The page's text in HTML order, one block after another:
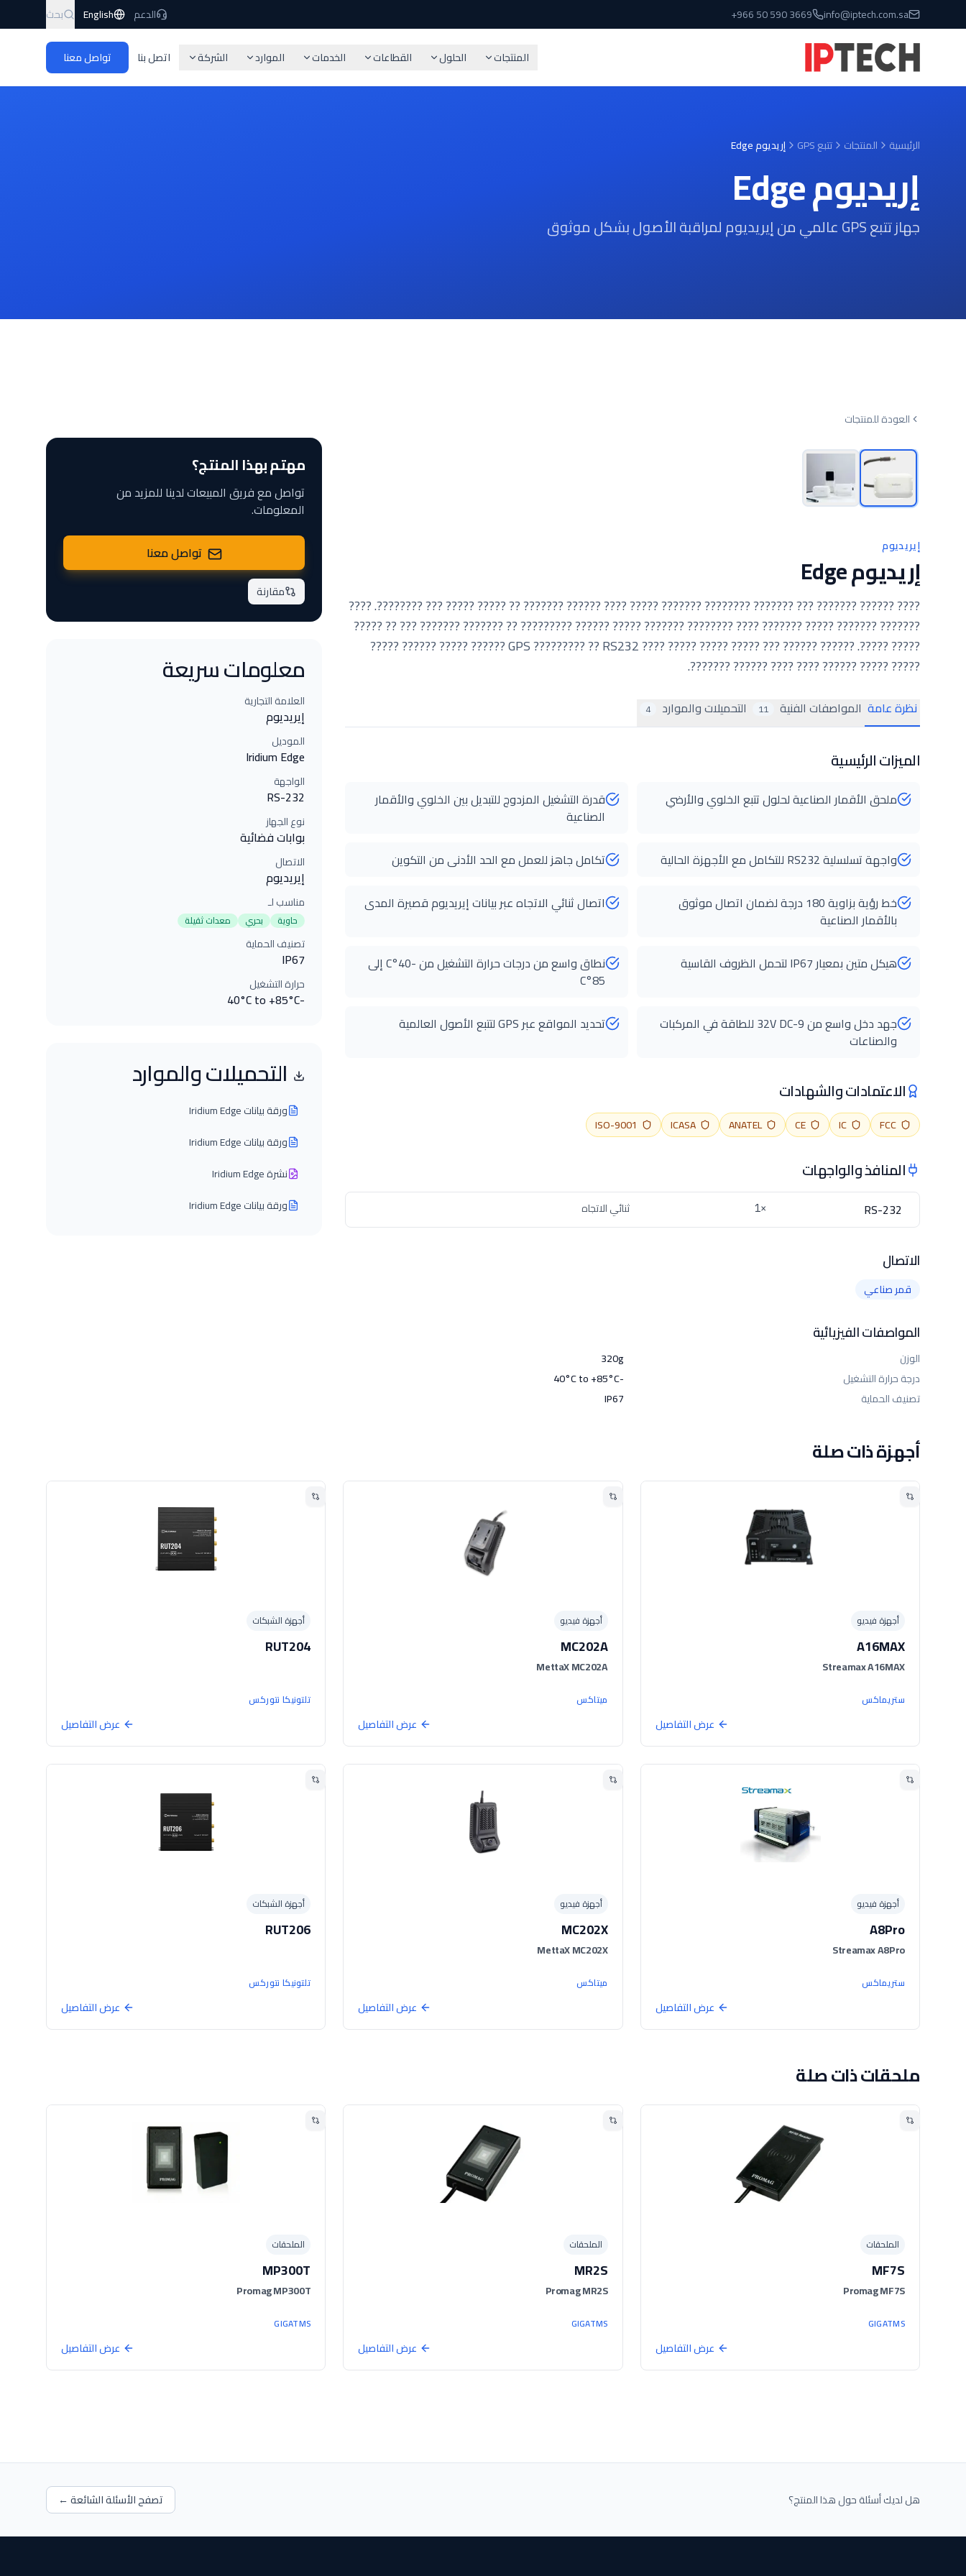
انتقل إلى المحتوى الرئيسي
info@iptech.com.sa
+966 50 590 3669 الدعم English بحث
المنتجات الحلول القطاعات الخدمات الموارد الشركة اتصل بنا تواصل معنا
الرئيسية المنتجات تتبع GPS إريديوم Edge
إريديوم Edge
جهاز تتبع GPS عالمي من إيريديوم لمراقبة الأصول بشكل موثوق
العودة للمنتجات
إيريديوم
إريديوم Edge
???? ?????? ??????? ??? ??????? ???????? ??????? ????? ???? ?????? ??????? ?? ????? ????? ??? ????????. ????
??????? ??????? ????? ??????? ???? ???????? ??????? ????? ?????? ????????? ?? ??????? ??????? ??? ?? ?????
????? ?????. ?????? ?????? ??? ????? ????? ????? ???? GPS ????????? ?? RS232 ?????? ????? ?????? ?????
????? ????? ?????? ???? ???? ?????? ???????.
نظرة عامة المواصفات الفنية 11 التحميلات والموارد 4
الميزات الرئيسية
ملحق الأقمار الصناعية لحلول تتبع الخلوي والأرضي
قدرة التشغيل المزدوج للتبديل بين الخلوي والأقمار
الصناعية
واجهة تسلسلية RS232 للتكامل مع الأجهزة الحالية
تكامل جاهز للعمل مع الحد الأدنى من التكوين
خط رؤية بزاوية 180 درجة لضمان اتصال موثوق
بالأقمار الصناعية
اتصال ثنائي الاتجاه عبر بيانات إيريديوم قصيرة المدى
هيكل متين بمعيار IP67 لتحمل الظروف القاسية
نطاق واسع من درجات حرارة التشغيل من -40°C إلى
85°C
جهد دخل واسع من 9-32V DC للطاقة في المركبات
والصناعات
تحديد المواقع عبر GPS لتتبع الأصول العالمية
الاعتمادات والشهادات
FCC
IC
CE
ANATEL
ICASA
ISO-9001
المنافذ والواجهات
RS-232
×1 ثنائي الاتجاه
الاتصال
قمر صناعي
المواصفات الفيزيائية
الوزن
320g
درجة حرارة التشغيل
-40°C to +85°C
تصنيف الحماية
IP67
مهتم بهذا المنتج؟
تواصل مع فريق المبيعات لدينا للمزيد من
المعلومات.
تواصل معنا
مقارنة
معلومات سريعة
العلامة التجارية
إيريديوم
الموديل
Iridium Edge
الواجهة
RS-232
نوع الجهاز
بوابات فضائية
الاتصال
إيريديوم
مناسب لـ
حاوية بحري معدات ثقيلة
تصنيف الحماية
IP67
حرارة التشغيل
-40°C to +85°C
التحميلات والموارد
ورقة بيانات Iridium Edge
ورقة بيانات Iridium Edge
نشرة Iridium Edge
ورقة بيانات Iridium Edge
أجهزة ذات صلة
أجهزة فيديو
A16MAX
Streamax A16MAX
ستريماكس
عرض التفاصيل
أجهزة فيديو
MC202A
MettaX MC202A
ميتاكس
عرض التفاصيل
أجهزة الشبكات
RUT204
تلتونيكا نتوركس
عرض التفاصيل
أجهزة فيديو
A8Pro
Streamax A8Pro
ستريماكس
عرض التفاصيل
أجهزة فيديو
MC202X
MettaX MC202X
ميتاكس
عرض التفاصيل
أجهزة الشبكات
RUT206
تلتونيكا نتوركس
عرض التفاصيل
ملحقات ذات صلة
الملحقات
MF7S
Promag MF7S
GIGATMS
عرض التفاصيل
الملحقات
MR2S
Promag MR2S
GIGATMS
عرض التفاصيل
الملحقات
MP300T
Promag MP300T
GIGATMS
عرض التفاصيل
هل لديك أسئلة حول هذا المنتج؟ تصفح الأسئلة الشائعة ←